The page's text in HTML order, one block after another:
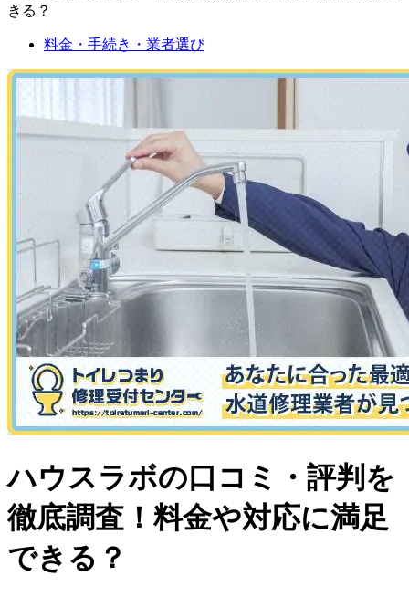
きる？
料金・手続き・業者選び
ハウスラボの口コミ・評判を
徹底調査！料金や対応に満足
できる？